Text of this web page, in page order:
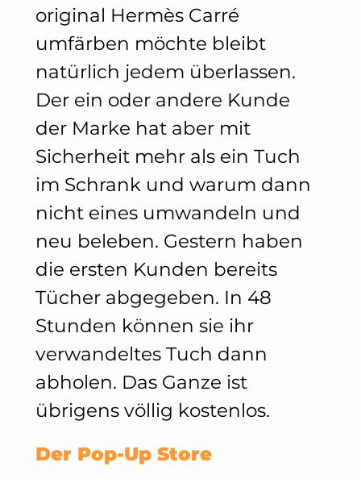
original Hermès Carré
umfärben möchte bleibt
natürlich jedem überlassen.
Der ein oder andere Kunde
der Marke hat aber mit
Sicherheit mehr als ein Tuch
im Schrank und warum dann
nicht eines umwandeln und
neu beleben. Gestern haben
die ersten Kunden bereits
Tücher abgegeben. In 48
Stunden können sie ihr
verwandeltes Tuch dann
abholen. Das Ganze ist
übrigens völlig kostenlos.
Der Pop-Up Store